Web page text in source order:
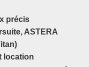
précis
ASTERA
location